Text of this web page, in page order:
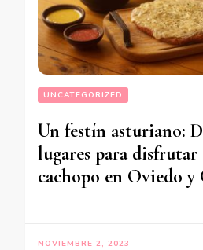
UNCATEGORIZED
Un festín asturiano:
lugares para
cachopo en Oviedo
NOVIEMBRE 2, 2023